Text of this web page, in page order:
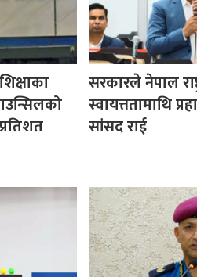
सरकारले नेपाल
स्वायत्ततामाथि
सांसद राई